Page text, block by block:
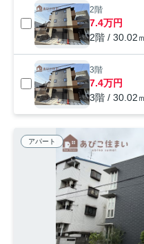
2階
7.4万円
2階 / 30.02
3階
7.4万円
3階 / 30.02
アパート